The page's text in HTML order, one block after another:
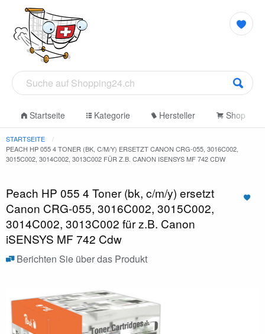
Startseite Kategorie Hersteller Shop
STARTSEITE
PEACH HP 055 4 TONER (BK, C/M/Y) ERSETZT CANON CRG-055, 3016C002,
3015C002, 3014C002, 3013C002 FÜR Z.B. CANON ISENSYS MF 742 CDW
Peach HP 055 4 Toner (bk, c/m/y) ersetzt
Canon CRG-055, 3016C002, 3015C002,
3014C002, 3013C002 für z.B. Canon
iSENSYS MF 742 Cdw
Berichten Sie über das Produkt